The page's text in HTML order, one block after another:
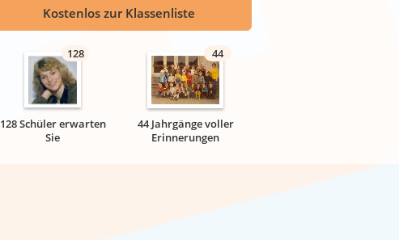
Kostenlos zur Klassenliste
128
128 Schüler erwarten
Sie
44
44 Jahrgänge voller
Erinnerungen